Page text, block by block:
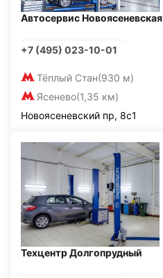
Автосервис Новоясеневская
+7 (495) 023-10-01
Тёплый Стан(930 м)
Ясенево(1,35 км)
Новоясеневский пр, 8с1
Техцентр Долгопрудный